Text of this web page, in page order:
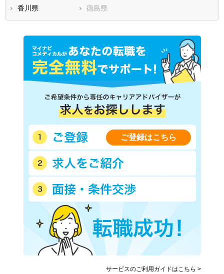
香川県
徳島県
ご登録はこちら
サービスのご利用ガイドはこちら >